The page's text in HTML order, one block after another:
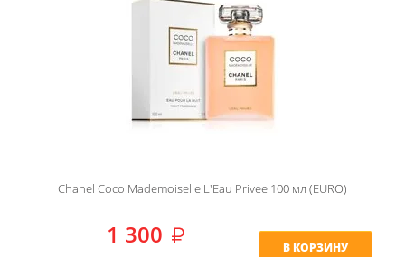
Chanel Coco Mademoiselle L'Eau Privee 100 мл (EURO)
1 300 В КОРЗИНУ